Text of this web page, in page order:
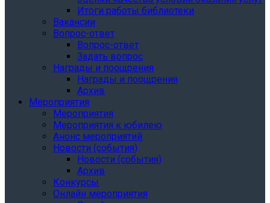
Итоги работы библиотеки
Вакансии
Вопрос-ответ
Вопрос-ответ
Задать вопрос
Награды и поощрения
Награды и поощрения
Архив
Мероприятия
Мероприятия
Мероприятия к юбилею
Анонс мероприятий
Новости (события)
Новости (события)
Архив
Конкурсы
Онлайн мероприятия